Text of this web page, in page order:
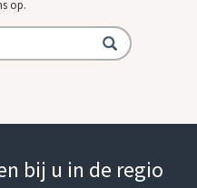
op.
bij u in de regio